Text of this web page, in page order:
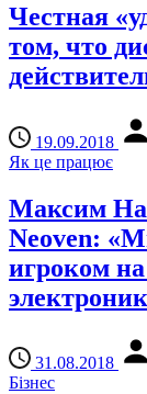
Честная
том, что
19.09.2018
Як це працює
Максим
Neoven:
игроком
31.08.2018
Бізнес